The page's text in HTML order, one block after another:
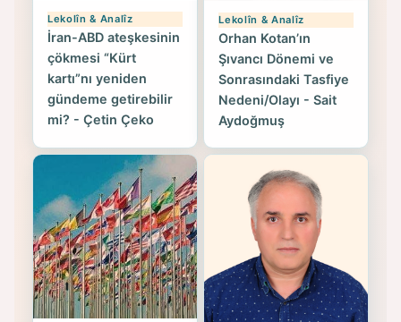
Lekolîn & Analîz
İran-ABD ateşkesinin
çökmesi “Kürt
kartı”nı yeniden
gündeme getirebilir
mi? - Çetin Çeko
Lekolîn & Analîz
Orhan Kotan’ın
Şıvancı Dönemi ve
Sonrasındaki Tasfiye
Nedeni/Olayı - Sait
Aydoğmuş